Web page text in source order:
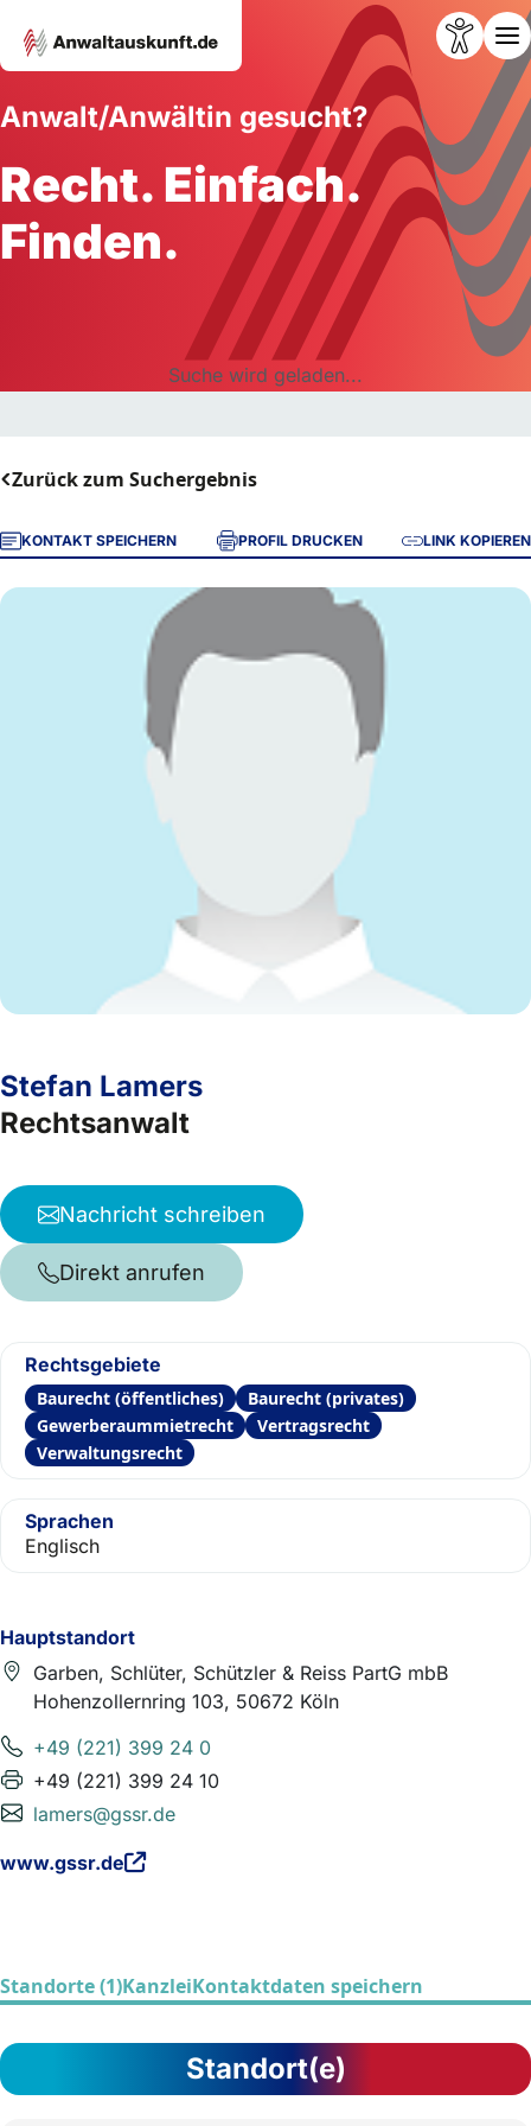
Anwalt/Anwältin gesucht?
Recht. Einfach.
Finden.
Suche wird geladen...
Zurück zum Suchergebnis
KONTAKT SPEICHERN PROFIL DRUCKEN LINK KOPIEREN
Hauptstandort
Garben, Schlüter, Schützler & Reiss PartG mbB
Hohenzollernring 103, 50672 Köln
+49 (221) 399 24 0
+49 (221) 399 24 10
lamers@gssr.de
www.gssr.de
Stefan Lamers
Rechtsanwalt
Nachricht schreiben
Direkt anrufen
Rechtsgebiete
Baurecht (öffentliches)
Baurecht (privates)
Gewerberaummietrecht
Vertragsrecht
Verwaltungsrecht
Sprachen
Englisch
Standorte (1)KanzleiKontaktdaten speichern
Standort(e)